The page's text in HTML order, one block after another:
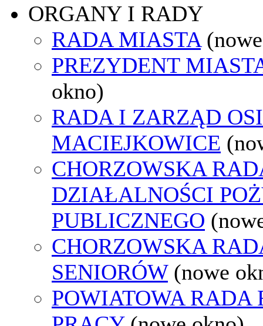
ORGANY I RADY
RADA MIASTA
PREZYDENT
okno)
RADA I ZARZĄD
MACIEJKOWICE
CHORZOWSKA
DZIAŁALNOŚCI
PUBLICZNEGO
CHORZOWSKA
SENIORÓW (nowe
POWIATOWA RADA